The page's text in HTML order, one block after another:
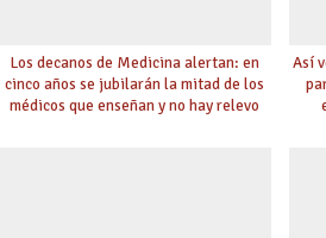
Los decanos de Medicina alertan: en
cinco años se jubilarán la mitad de los
médicos que enseñan y no hay relevo
Así